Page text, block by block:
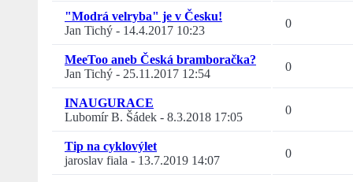
"Modrá velryba" je v Česku!
Jan Tichý - 14.4.2017 10:23
0
MeeToo aneb Česká bramboračka?
Jan Tichý - 25.11.2017 12:54
0
INAUGURACE
Lubomír B. Šádek - 8.3.2018 17:05
0
Tip na cyklovýlet
jaroslav fiala - 13.7.2019 14:07
0